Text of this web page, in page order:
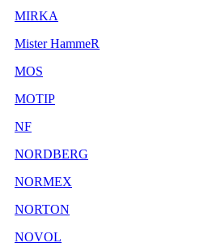
MIRKA
Mister HammeR
MOS
MOTIP
NF
NORDBERG
NORMEX
NORTON
NOVOL